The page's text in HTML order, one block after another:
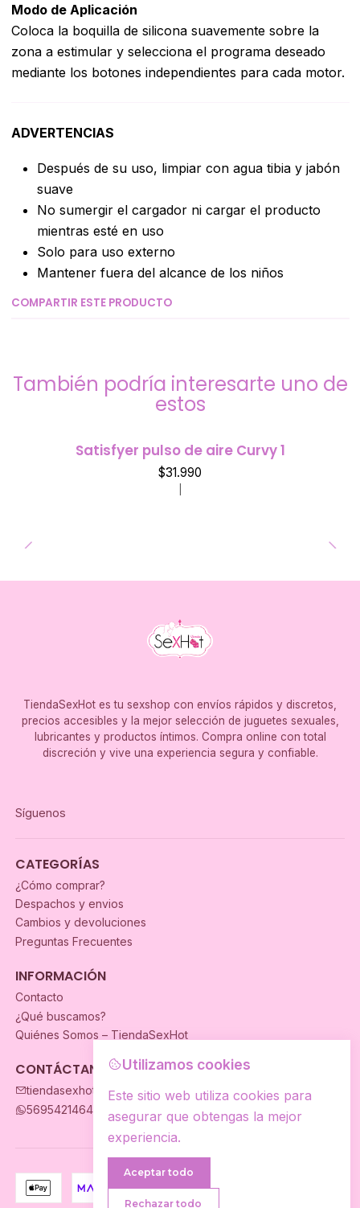
Modo de Aplicación
Coloca la boquilla de silicona suavemente sobre la
zona a estimular y selecciona el programa deseado
mediante los botones independientes para cada motor.
ADVERTENCIAS
Después de su uso, limpiar con agua tibia y jabón
suave
No sumergir el cargador ni cargar el producto
mientras esté en uso
Solo para uso externo
Mantener fuera del alcance de los niños
COMPARTIR ESTE PRODUCTO
También podría interesarte uno de
estos
Satisfyer pulso de aire Curvy 1
$31.990
TiendaSexHot es tu sexshop con envíos rápidos y discretos,
precios accesibles y la mejor selección de juguetes sexuales,
lubricantes y productos íntimos. Compra online con total
discreción y vive una experiencia segura y confiable.
Síguenos
CATEGORÍAS
¿Cómo comprar?
Despachos y envios
Cambios y devoluciones
Preguntas Frecuentes
INFORMACIÓN
Contacto
¿Qué buscamos?
Quiénes Somos – TiendaSexHot
CONTÁCTANOS
tiendasexhot@gmail.com
56954214649
Utilizamos cookies
Este sitio web utiliza cookies para
asegurar que obtengas la mejor
experiencia.
Aceptar todo
Rechazar todo